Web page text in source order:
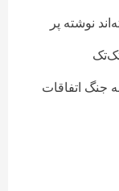
نوشته پر
جنگ اتفاقات